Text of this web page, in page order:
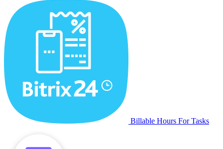
Billable Hours For Tasks